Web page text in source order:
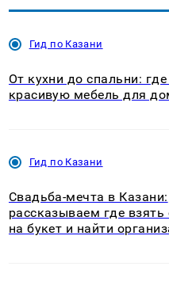
Гид по Казани
От кухни до спальни:
красивую мебель для
Гид по Казани
Свадьба-мечта в Казани:
рассказываем где взять
на букет и найти